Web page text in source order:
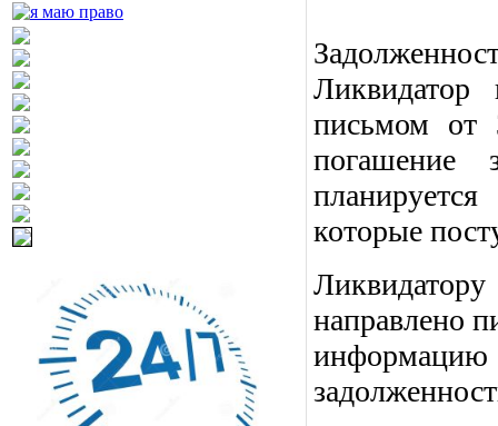
Ликвидатор
письмом
погашение
которые
направлено